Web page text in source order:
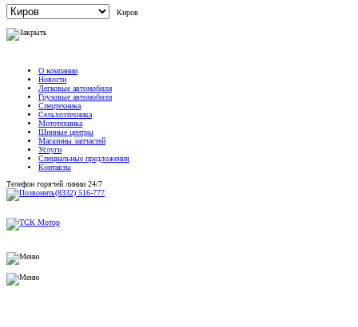
Киров
О компании
Новости
Легковые автомобили
Грузовые автомобили
Спецтехника
Сельхозтехника
Мототехника
Шинные центры
Магазины запчастей
Услуги
Специальные предложения
Контакты
Телефон горячей линии 24/7
(8332) 516-777